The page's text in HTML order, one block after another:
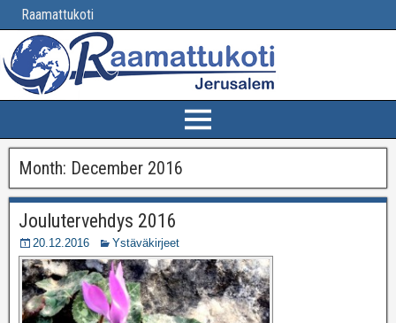
Raamattukoti
Month: December 2016
Joulutervehdys 2016
20.12.2016 Ystäväkirjeet